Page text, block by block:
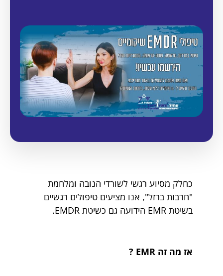
כחלק מסיוע רגשי לשורדי הנובה ומלחמת
"חרבות ברזל", אנו מציעים טיפולים רגשיים
בשיטת EMR הידועה גם כשיטת EMDR.
אז מה זה EMR ?